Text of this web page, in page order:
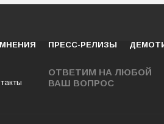
МНЕНИЯ ПРЕСС-РЕЛИЗЫ
ОТВЕТИМ НА ЛЮБОЙ
ВАШ ВОПРОС